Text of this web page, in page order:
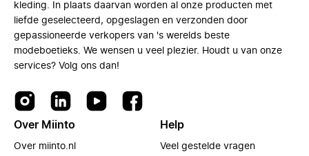
kleding. In plaats daarvan worden al onze producten met
liefde geselecteerd, opgeslagen en verzonden door
gepassioneerde verkopers van 's werelds beste
modeboetieks. We wensen u veel plezier. Houdt u van onze
services? Volg ons dan!
Over Miinto
Over miinto.nl
Help
Veel gestelde vragen